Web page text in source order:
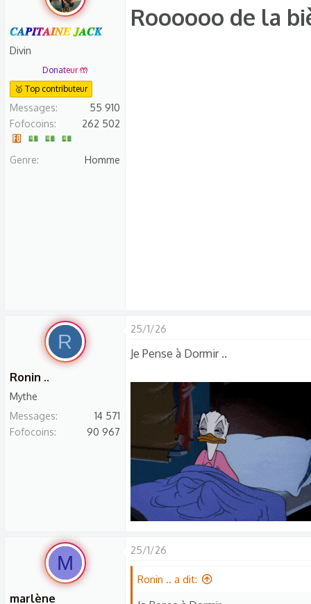
a
𝑪𝑨𝑷𝑰𝑻𝑨𝑰𝑵𝑬 𝑱𝑨𝑪𝑲
Divin
Donateur 🤲
🥇 Top contributeur
Messages
55 910
Fofocoins
262 502
Genre Homme
Roooooo de la
R
Ronin ..
Mythe
Messages
14 571
Fofocoins
90 967
25/1/26
Je Pense à Dormir ..
M
marlène
25/1/26
Ronin .. a dit: